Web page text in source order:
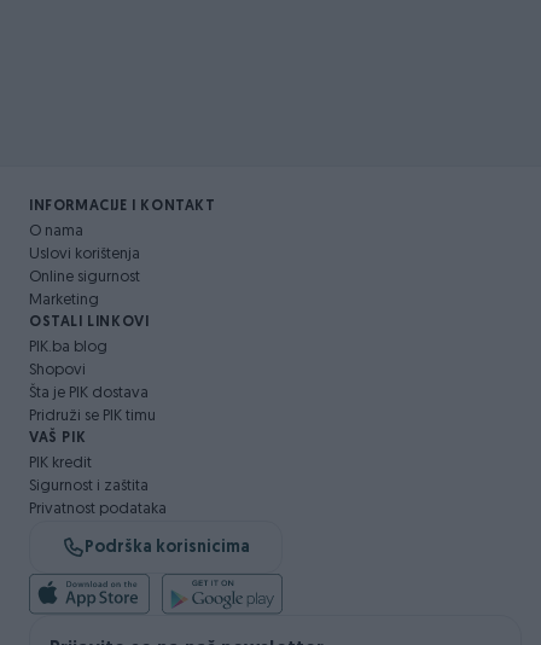
INFORMACIJE I KONTAKT
O nama
Uslovi korištenja
Online sigurnost
Marketing
OSTALI LINKOVI
PIK.ba blog
Shopovi
Šta je PIK dostava
Pridruži se PIK timu
VAŠ PIK
PIK kredit
Sigurnost i zaštita
Privatnost podataka
Podrška korisnicima